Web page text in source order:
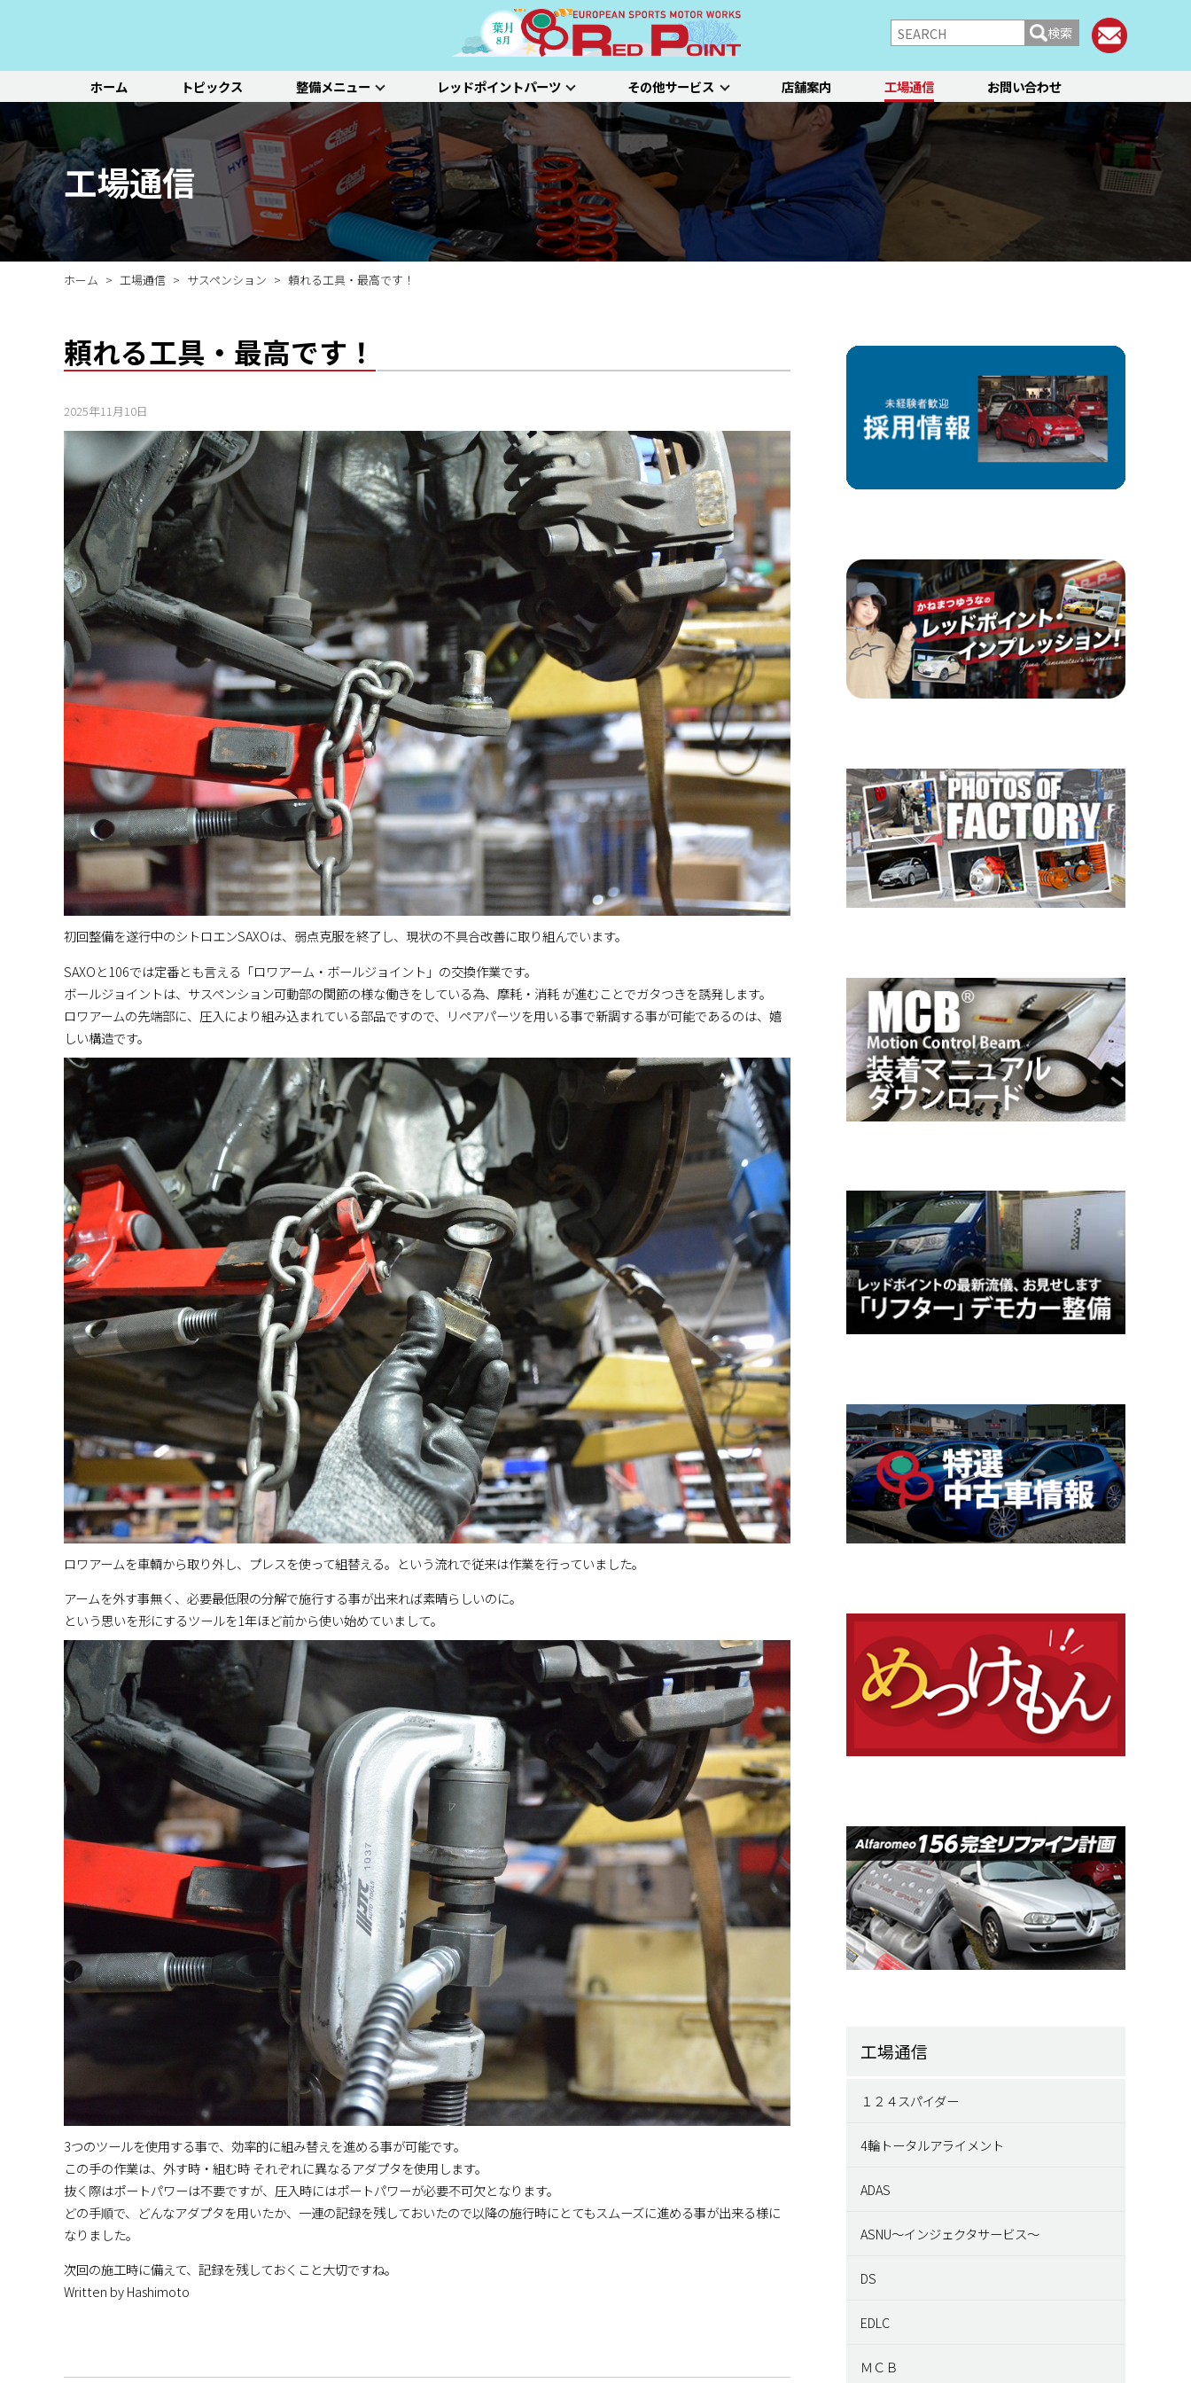
検索
ホーム トピックス 整備メニュー
整備メニュー
レッドポイントが推奨す
る、すべての車種に共通
する基本整備と、車両の
状態に応じた３段階のセ
ットメニューをご紹介し
ます。
一覧ページ
基本整備一覧
ADAS（先進運転支援システム）診断 SDL診断 ホイールアライメント点検・調整
オイル交換
エアコン整備
タイヤ整備 新車点検整備 12か月点検/24か月点検
初診点検・セットメニュー
初診点検 ステージ1／ベーシック ステージ2／ルーティーン
ステージ3／リフレッシュ
ステージ2／ステージ3 車種別価格表
レッドポイントパーツ
レッドポイント
パーツ
オリジナル&おすすめパ
ーツのご紹介
一覧ページ
車種別選択
ルノー プジョー シトロエン/DS アルファロメオ フィアット／アバルト
機能別選択
エンジン/駆動系 吸排気系 サスペンション/シャーシ
ブレーキ
ホイール/タイヤ
エクステリア インテリア 快適装備
その他サービス
その他のサービ
ス
新車の販売や中古車販
売、ならびに買い取りや
レンタカー等のサービス
を行なっております。
一覧ページ
新車販売・整備 特選中古車 車両買い取り
レンタカー
その他サービス
店舗案内 工場通信 お問い合わせ
工場通信
ホーム 工場通信 サスペンション 頼れる工具・最高です！
頼れる工具・最高です！
2025年11月10日
初回整備を遂行中のシトロエンSAXOは、弱点克服を終了し、現状の不具合改善に取り組んでいます。
SAXOと106では定番とも言える「ロワアーム・ボールジョイント」の交換作業です。
ボールジョイントは、サスペンション可動部の関節の様な働きをしている為、摩耗・消耗 が進むことでガタつきを誘発します。
ロワアームの先端部に、圧入により組み込まれている部品ですので、リペアパーツを用いる事で新調する事が可能であるのは、嬉
しい構造です。
ロワアームを車輌から取り外し、プレスを使って組替える。という流れで従来は作業を行っていました。
アームを外す事無く、必要最低限の分解で施行する事が出来れば素晴らしいのに。
という思いを形にするツールを1年ほど前から使い始めていまして。
3つのツールを使用する事で、効率的に組み替えを進める事が可能です。
この手の作業は、外す時・組む時 それぞれに異なるアダプタを使用します。
抜く際はポートパワーは不要ですが、圧入時にはポートパワーが必要不可欠となります。
どの手順で、どんなアダプタを用いたか、一連の記録を残しておいたので以降の施行時にとてもスムーズに進める事が出来る様に
なりました。
次回の施工時に備えて、記録を残しておくこと大切ですね。
Written by Hashimoto
工場通信
１２４スパイダー
4輪トータルアライメント
ADAS
ASNU～インジェクタサービス～
DS
EDLC
ＭＣＢ